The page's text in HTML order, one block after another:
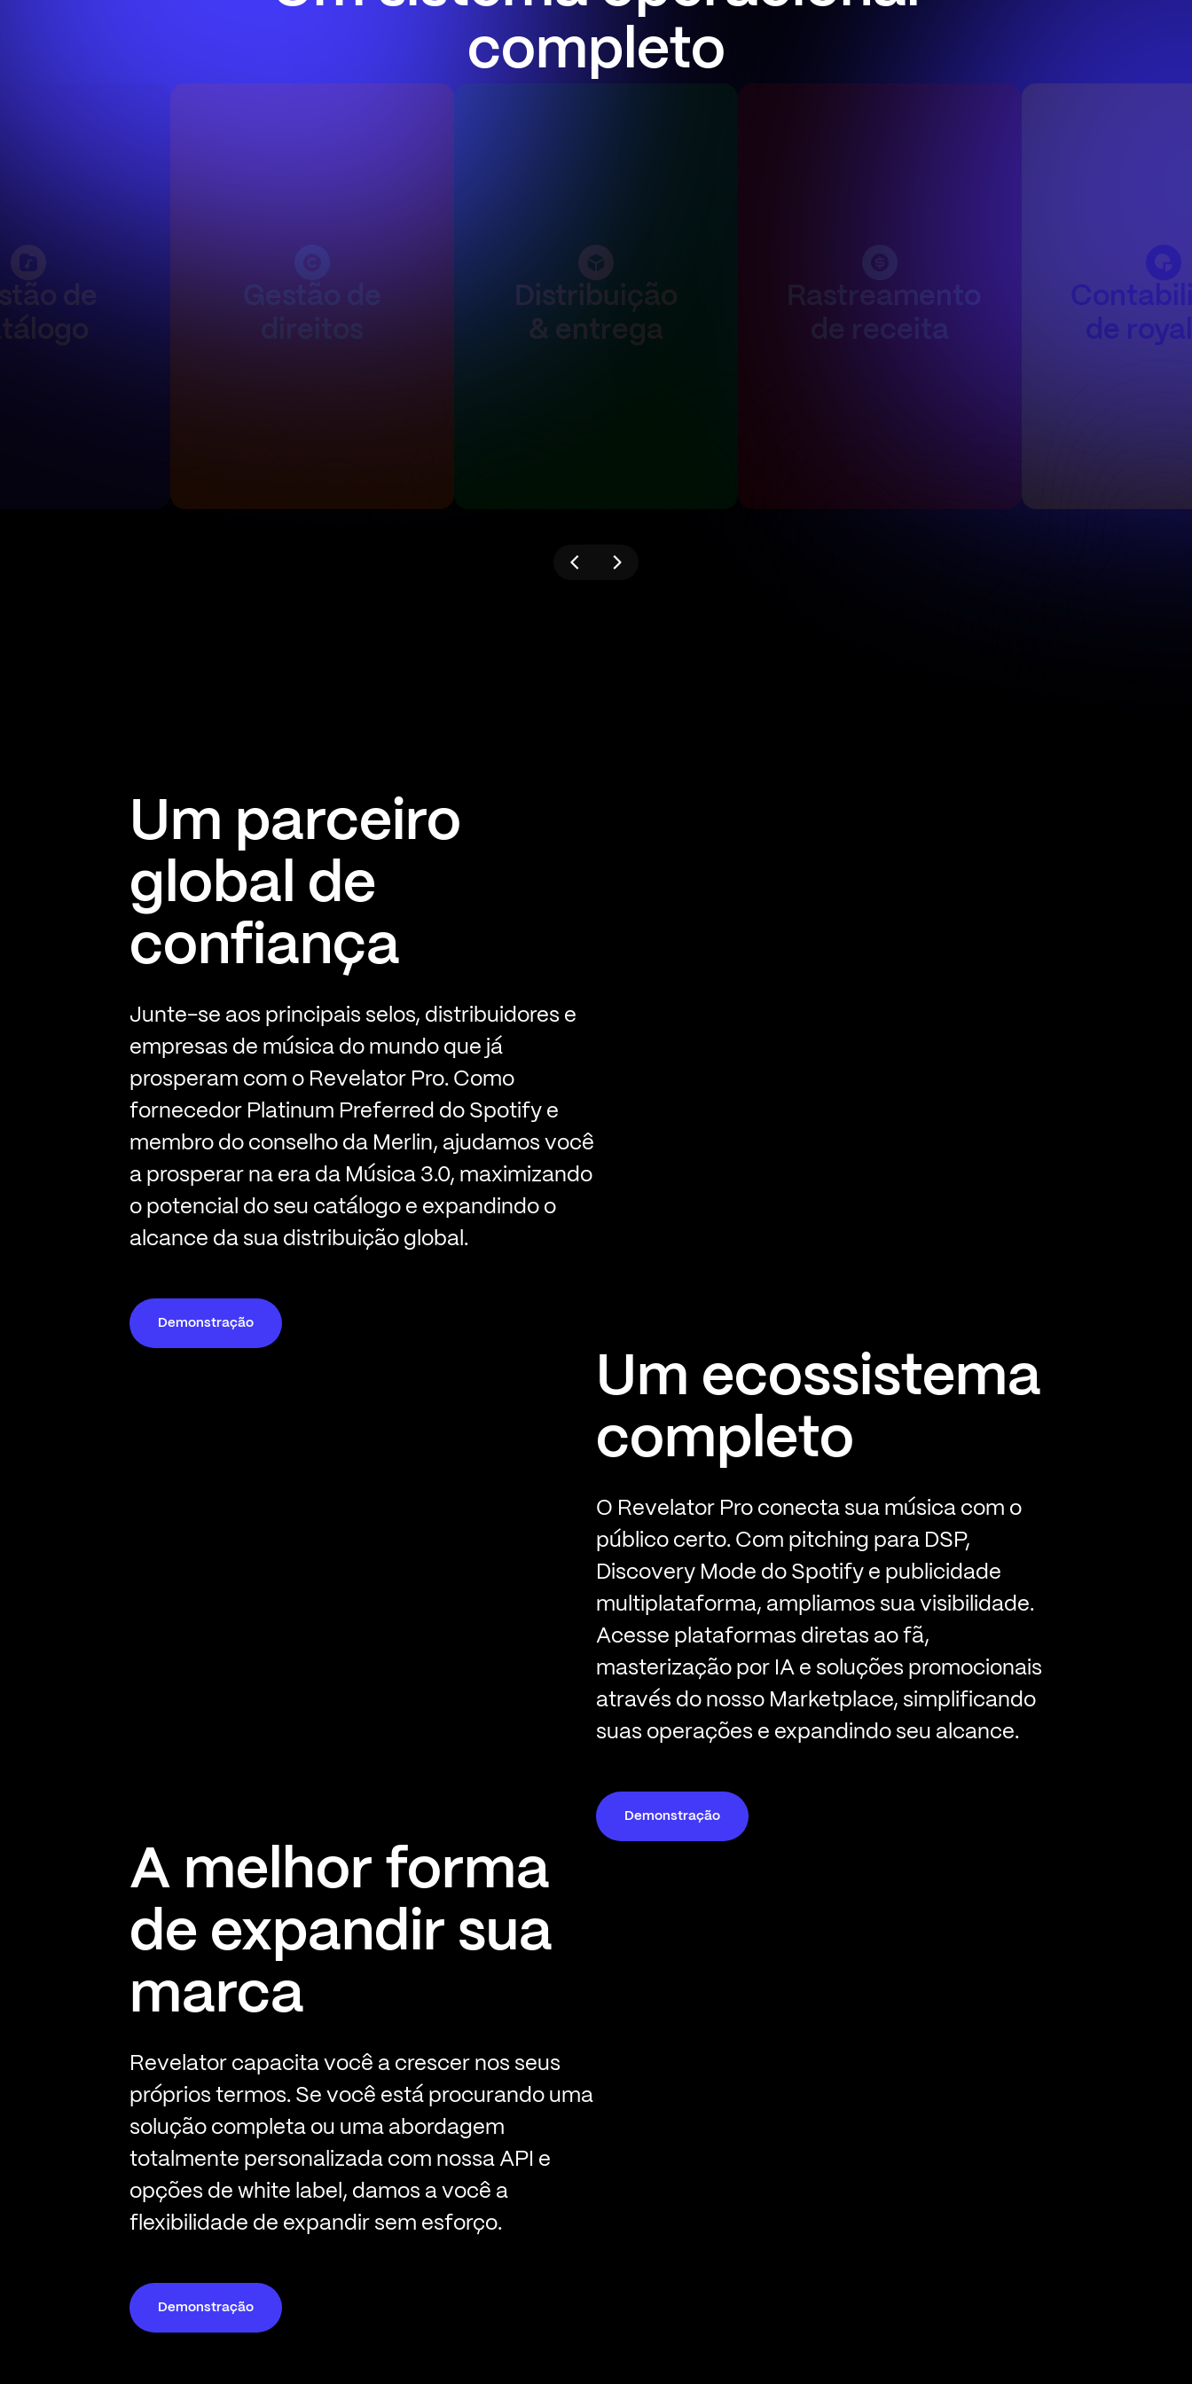
completo
Gestão de
direitos
Distribuição
& entrega
Um parceiro
global de
confiança
Junte-se aos principais selos, distribuidores e
empresas de música do mundo que já
prosperam com o Revelator Pro. Como
fornecedor Platinum Preferred do Spotify e
membro do conselho da Merlin, ajudamos você
a prosperar na era da Música 3.0, maximizando
o potencial do seu catálogo e expandindo o
alcance da sua distribuição global.
Demonstração
Um ecossistema
completo
O Revelator Pro conecta sua música com o
público certo. Com pitching para DSP,
Discovery Mode do Spotify e publicidade
multiplataforma, ampliamos sua visibilidade.
Acesse plataformas diretas ao fã,
masterização por IA e soluções promocionais
através do nosso Marketplace, simplificando
suas operações e expandindo seu alcance.
Demonstração
A melhor forma
de expandir sua
marca
Revelator capacita você a crescer nos seus
próprios termos. Se você está procurando uma
solução completa ou uma abordagem
totalmente personalizada com nossa API e
opções de white label, damos a você a
flexibilidade de expandir sem esforço.
Demonstração